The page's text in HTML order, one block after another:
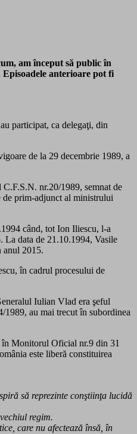
am început să public în
anterioare pot fi
participat, ca delegaţi, din
de la 29 decembrie 1989, a
nr.20/1989, semnat de
prim-adjunct al ministrului
când, tot Ion Iliescu, l-a
La data de 21.10.1994, Vasile
anul 2015.
în cadrul procesului de
Iulian Vlad era şeful
au mai trecut în subordinea
în Monitorul Oficial nr.9 din 31
este liberă constituirea
să reprezinte conştiinţa lucidă
regim.
care nu afectează însă, în